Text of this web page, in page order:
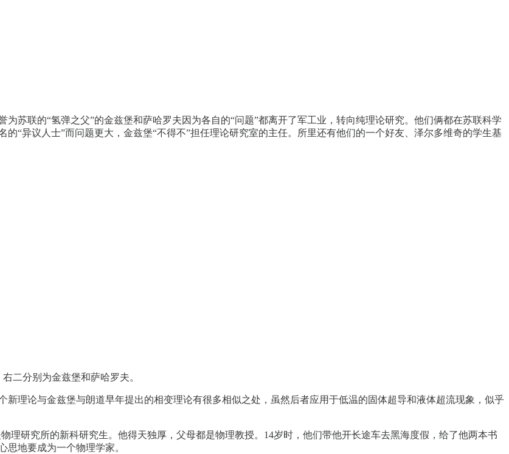
苏联的“氢弹之父”的金兹堡和萨哈罗夫因为各自的“问题”都离开了军工业，转向纯理论研究。他们俩都在苏联科学
“异议人士”而问题更大，金兹堡“不得不”担任理论研究室的主任。所里还有他们的一个好友、泽尔多维奇的学生基
二分别为金兹堡和萨哈罗夫。
理论与金兹堡与朗道早年提出的相变理论有很多相似之处，虽然后者应用于低温的固体超导和液体超流现象，似乎
理研究所的新科研究生。他得天独厚，父母都是物理教授。14岁时，他们带他开长途车去黑海度假，给了他两本书
地要成为一个物理学家。